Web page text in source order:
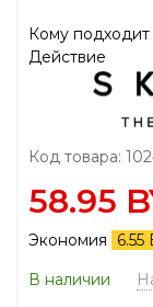
Кому подходит
Действие
Код товара:
58.95
Экономия
6.55
В наличии